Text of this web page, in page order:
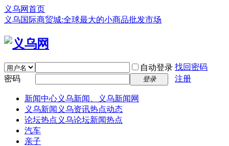
义乌网首页
义乌国际商贸城:全球最大的小商品批发市场
自动登录 找回密码
密码
登录 注册
新闻中心义乌新闻、义乌新闻网
义乌新闻 义乌资讯热点动态
论坛热点 义乌论坛新闻热点
汽车
亲子